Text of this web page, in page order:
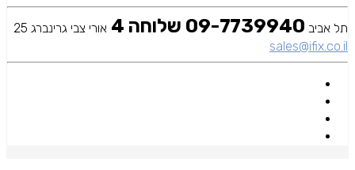
תל אביב 09-7739940 שלוחה 4
אורי צבי גרינברג 25
sales@ifix.co.il